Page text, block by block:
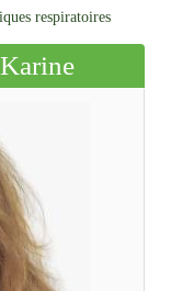
respiratoires